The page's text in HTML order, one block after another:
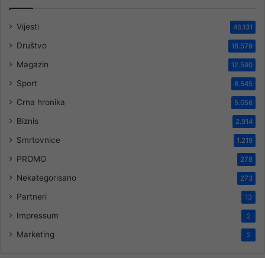
Vijesti 46.131
Društvo 18.579
Magazin 12.590
Sport 8.545
Crna hronika 5.056
Biznis 2.914
Smrtovnice 1.219
PROMO 278
Nekategorisano 273
Partneri 13
Impressum 2
Marketing 2